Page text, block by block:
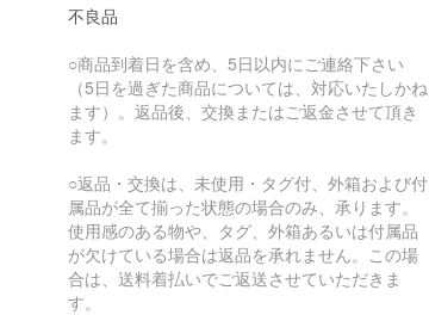
不良品
○商品到着日を含め、5日以内にご連絡下さい
（5日を過ぎた商品については、対応いたしかね
ます）。返品後、交換またはご返金させて頂き
ます。
○返品・交換は、未使用・タグ付、外箱および付
属品が全て揃った状態の場合のみ、承ります。
使用感のある物や、タグ、外箱あるいは付属品
が欠けている場合は返品を承れません。この場
合は、送料着払いでご返送させていただきま
す。